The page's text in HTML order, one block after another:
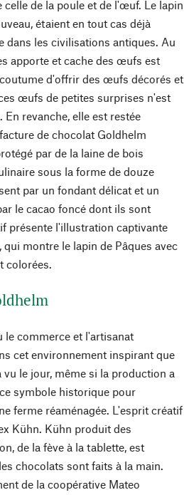
de la poule et de l'œuf. Le lapin
étaient en tout cas déjà
dans les civilisations antiques. Au
apporte et cache des œufs est
d'offrir des œufs décorés et
œufs de petites surprises n'est
revanche, elle est restée
de chocolat Goldhelm
par de la laine de bois
sous la forme de douze
par un fondant délicat et un
le cacao foncé dont ils sont
présente l'illustration captivante
montre le lapin de Pâques avec
colorées.
le commerce et l'artisanat
cet environnement inspirant que
le jour, même si la production a
symbole historique pour
ferme réaménagée. L'esprit créatif
Kühn. Kühn produit des
de la fève à la tablette, est
chocolats sont faits à la main.
de la coopérative Mateo